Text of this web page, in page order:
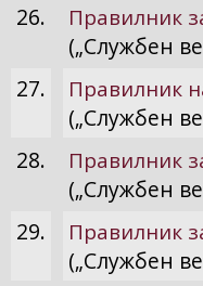
26.
Правилник
(„Службен
27.
Правилник
(„Службен
28.
Правилник
(„Службен
29.
Правилник
(„Службен